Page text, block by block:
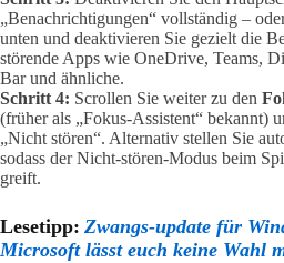
„Benachrichtigungen“ vollständig –
unten und deaktivieren Sie gezielt die
störende Apps wie OneDrive, Teams,
Bar und ähnliche.
Schritt 4: Scrollen Sie weiter zu den
(früher als „Fokus-Assistent“ bekannt)
„Nicht stören“. Alternativ stellen Sie
sodass der Nicht-stören-Modus beim
greift.
Lesetipp: Zwangs-update für
Microsoft lässt euch keine Wahl